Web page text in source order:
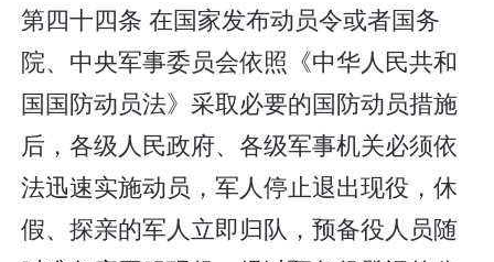
第四十四条 在国家发布动员令或者国务
院、中央军事委员会依照《中华人民共和
国国防动员法》采取必要的国防动员措施
后，各级人民政府、各级军事机关必须依
法迅速实施动员，军人停止退出现役，休
假、探亲的军人立即归队，预备役人员随